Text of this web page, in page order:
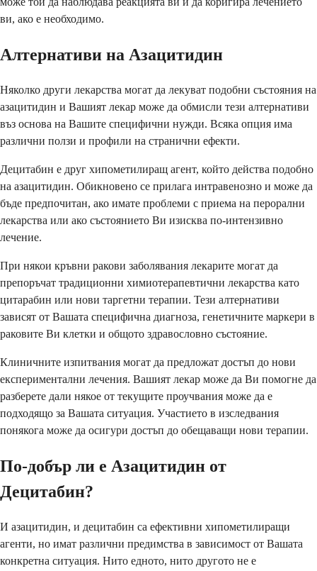
ви, ако е необходимо.
Алтернативи на Азацитидин
Няколко други лекарства могат да лекуват подобни състояния на
азацитидин и Вашият лекар може да обмисли тези алтернативи
въз основа на Вашите специфични нужди. Всяка опция има
различни ползи и профили на странични ефекти.
Децитабин е друг хипометилиращ агент, който действа подобно
на азацитидин. Обикновено се прилага интравенозно и може да
бъде предпочитан, ако имате проблеми с приема на перорални
лекарства или ако състоянието Ви изисква по-интензивно
лечение.
При някои кръвни ракови заболявания лекарите могат да
препоръчат традиционни химиотерапевтични лекарства като
цитарабин или нови таргетни терапии. Тези алтернативи
зависят от Вашата специфична диагноза, генетичните маркери в
раковите Ви клетки и общото здравословно състояние.
Клиничните изпитвания могат да предложат достъп до нови
експериментални лечения. Вашият лекар може да Ви помогне да
разберете дали някое от текущите проучвания може да е
подходящо за Вашата ситуация. Участието в изследвания
понякога може да осигури достъп до обещаващи нови терапии.
По-добър ли е Азацитидин от
Децитабин?
И азацитидин, и децитабин са ефективни хипометилиращи
агенти, но имат различни предимства в зависимост от Вашата
конкретна ситуация. Нито едното, нито другото не е